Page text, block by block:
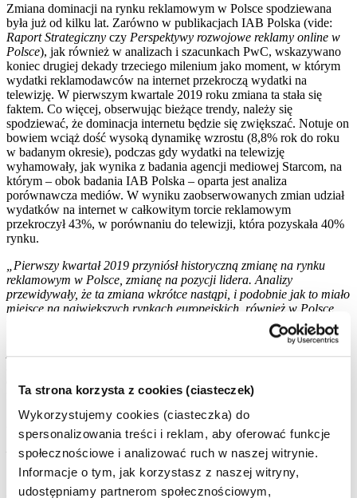
Ta strona korzysta z cookies (ciasteczek)
Wykorzystujemy cookies (ciasteczka) do
spersonalizowania treści i reklam, aby oferować funkcje
społecznościowe i analizować ruch w naszej witrynie.
Informacje o tym, jak korzystasz z naszej witryny,
udostępniamy partnerom społecznościowym,
Zmiana dominacji na rynku reklamowym w Polsce spodziewana
była już od kilku lat. Zarówno w publikacjach IAB Polska (vide:
Raport Strategiczny czy Perspektywy rozwojowe reklamy online w
Polsce), jak również w analizach i szacunkach PwC, wskazywano
koniec drugiej dekady trzeciego milenium jako moment, w którym
wydatki reklamodawców na internet przekroczą wydatki na
telewizję. W pierwszym kwartale 2019 roku zmiana ta stała się
faktem. Co więcej, obserwując bieżące trendy, należy się
spodziewać, że dominacja internetu będzie się zwiększać. Notuje on
bowiem wciąż dość wysoką dynamikę wzrostu (8,8% rok do roku
w badanym okresie), podczas gdy wydatki na telewizję
wyhamowały, jak wynika z badania agencji mediowej Starcom, na
którym – obok badania IAB Polska – oparta jest analiza
porównawcza mediów. W wyniku zaobserwowanych zmian udział
wydatków na internet w całkowitym torcie reklamowym
przekroczył 43%, w porównaniu do telewizji, która pozyskała 40%
rynku.
„Pierwszy kwartał 2019 przyniósł historyczną zmianę na rynku
reklamowym w Polsce, zmianę na pozycji lidera. Analizy
przewidywały, że ta zmiana wkrótce nastąpi, i podobnie jak to miało
miejsce na największych rynkach europejskich, również w Polsce
wydatki na reklamę internetową przewyższą te na reklamę
telewizyjną. Objęcie pierwszego miejsca ogromnie cieszy, jednak
wartość dla reklamodawców i internautów oraz umacniać pozycję
lidera, będziemy musieli sobie poradzić z negatywnymi zjawiskami,
nad czym już pracujemy.”
– komentujeWłodzimierz Schmidt , Prezes Zarządu IAB Polska.
„Zgodnie z prognozą PwC Global Entertainment & Media Outlook,
Internet w Polsce jest już dominującym medium reklamowym,